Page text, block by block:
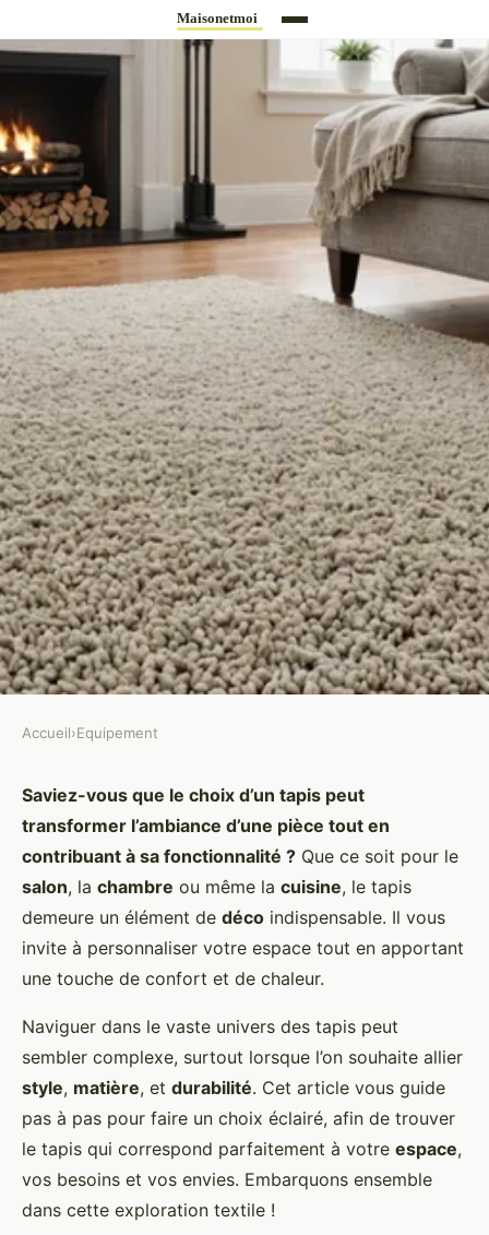
EQUIPEMENT
Comment choisir le bon type de
tapis pour les pièces à fort
passage ?
Sarah•20 décembre 2024•6 min de lecture
Accueil›Equipement
Saviez-vous que le choix d’un tapis peut
transformer l’ambiance d’une pièce tout en
contribuant à sa fonctionnalité ? Que ce soit pour le
salon, la chambre ou même la cuisine, le tapis
demeure un élément de déco indispensable. Il vous
invite à personnaliser votre espace tout en apportant
une touche de confort et de chaleur.
Naviguer dans le vaste univers des tapis peut
sembler complexe, surtout lorsque l’on souhaite allier
style, matière, et durabilité. Cet article vous guide
pas à pas pour faire un choix éclairé, afin de trouver
le tapis qui correspond parfaitement à votre espace,
vos besoins et vos envies. Embarquons ensemble
dans cette exploration textile !